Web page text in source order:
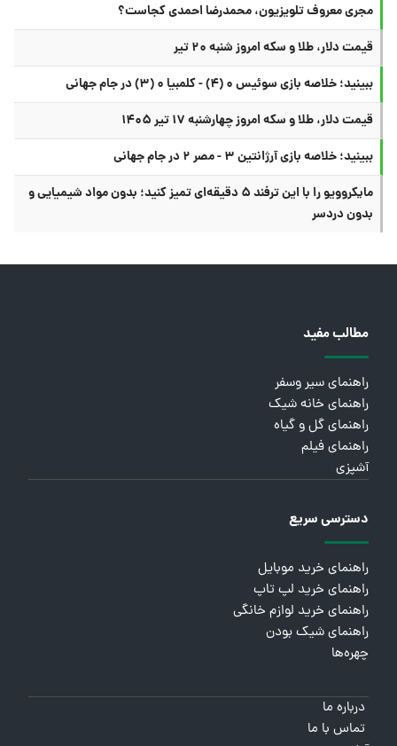
مجری معروف تلویزیون، محمدرضا احمدی کجاست؟
قیمت دلار، طلا و سکه امروز شنبه ۲۰ تیر
ببینید؛ خلاصه بازی سوئیس ۰ (۴) - کلمبیا ۰ (۳) در جام جهانی
قیمت دلار، طلا و سکه امروز چهارشنبه ۱۷ تیر ۱۴۰۵
ببینید؛ خلاصه بازی آرژانتین ۳ - مصر ۲ در جام جهانی
مایکروویو را با این ترفند ۵ دقیقه‌ای تمیز کنید؛ بدون مواد شیمیایی و
بدون دردسر
مطالب مفید
راهنمای سیر وسفر
راهنمای خانه شیک
راهنمای گل و گیاه
راهنمای فیلم
آشپزی
دسترسی سریع
راهنمای خرید موبایل
راهنمای خرید لپ تاپ
راهنمای خرید لوازم خانگی
راهنمای شیک بودن
چهره‌ها
درباره ما
تماس با ما